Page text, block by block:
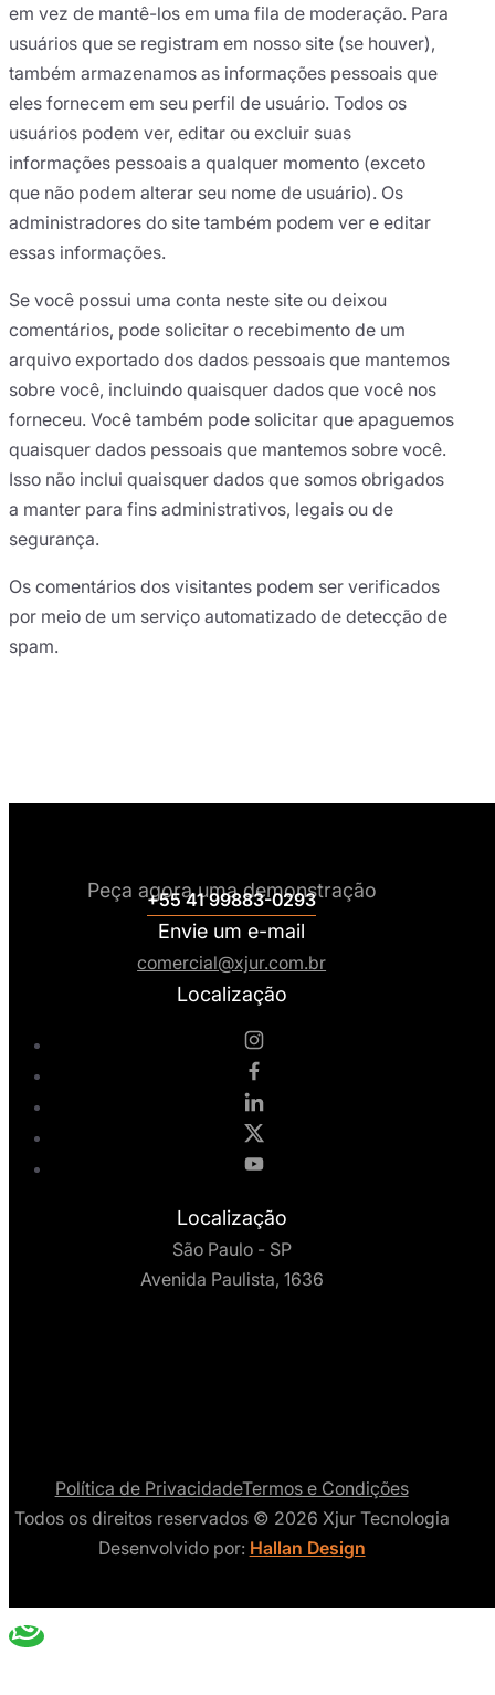
em vez de mantê-los em uma fila de moderação. Para
usuários que se registram em nosso site (se houver),
também armazenamos as informações pessoais que
eles fornecem em seu perfil de usuário. Todos os
usuários podem ver, editar ou excluir suas
informações pessoais a qualquer momento (exceto
que não podem alterar seu nome de usuário). Os
administradores do site também podem ver e editar
essas informações.
Se você possui uma conta neste site ou deixou
comentários, pode solicitar o recebimento de um
arquivo exportado dos dados pessoais que mantemos
sobre você, incluindo quaisquer dados que você nos
forneceu. Você também pode solicitar que apaguemos
quaisquer dados pessoais que mantemos sobre você.
Isso não inclui quaisquer dados que somos obrigados
a manter para fins administrativos, legais ou de
segurança.
Os comentários dos visitantes podem ser verificados
por meio de um serviço automatizado de detecção de
spam.
Peça agora uma demonstração
+55 41 99883-0293
Envie um e-mail
comercial@xjur.com.br
Localização
Localização
São Paulo - SP
Avenida Paulista, 1636
Política de PrivacidadeTermos e Condições
Todos os direitos reservados © 2026 Xjur Tecnologia
Desenvolvido por: Hallan Design